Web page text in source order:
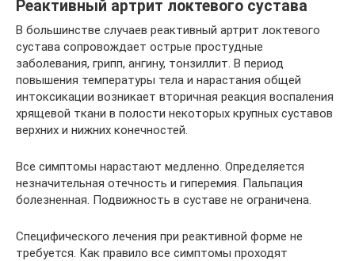
Реактивный артрит локтевого сустава
В большинстве случаев реактивный артрит локтевого
сустава сопровождает острые простудные
заболевания, грипп, ангину, тонзиллит. В период
повышения температуры тела и нарастания общей
интоксикации возникает вторичная реакция воспаления
хрящевой ткани в полости некоторых крупных суставов
верхних и нижних конечностей.
Все симптомы нарастают медленно. Определяется
незначительная отечность и гиперемия. Пальпация
болезненная. Подвижность в суставе не ограничена.
Специфического лечения при реактивной форме не
требуется. Как правило все симптомы проходят